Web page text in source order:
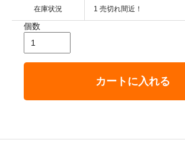
在庫状況 1 売切れ間近！
個数
カートに入れる